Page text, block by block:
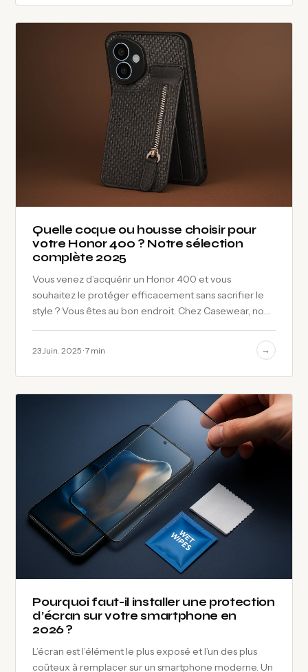
Quelle coque ou housse choisir pour
votre Honor 400 ? Notre sélection
complète 2025
Vous venez d’acquérir un Honor 400 et vous
souhaitez le protéger efficacement sans sacrifier le
style ? Vous êtes au bon endroit. Chez Casewear, nous
23 Juin. 2025 · 7 min →
Pourquoi faut-il installer une protection
d’écran sur votre smartphone en
2026 ?
L’écran est l’élément le plus exposé et l’un des plus
coûteux à remplacer sur un smartphone moderne. Un